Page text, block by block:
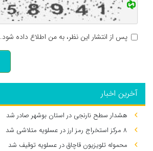
پس از انتشار این نظر، به من اطلاع داده شود.
آخرین اخبار
هشدار سطح نارنجی در استان بوشهر صادر شد
۸ مرکز استخراج رمز ارز در عسلویه متلاشی شد
محموله تلویزیون قاچاق در عسلویه توقیف شد